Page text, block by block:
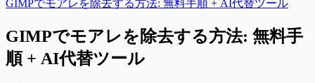
GIMPでモアレを除去する方法: 無料手順 + AI代替ツール
GIMPでモアレを除去する方法: 無料手
順 + AI代替ツール